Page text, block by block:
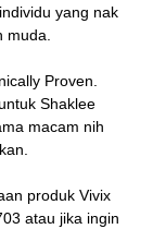
yang nak
muda.
Proven.
Shaklee
macam nih
produk Vivix
atau jika ingin